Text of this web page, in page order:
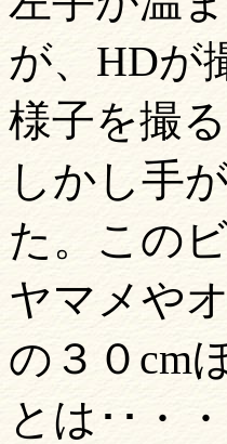
が、HDが
様子を撮
しかし手
た。この
ヤマメや
の３０cm
とは･･・